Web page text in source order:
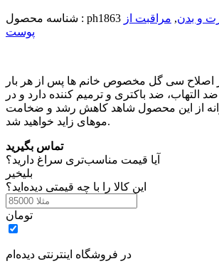
شناسه محصول : ph1863 و بدن, مراقبت از
پوست
اصلاح سی گل مخصوص خانم ها پس از هر بار
التهاب، ضد باکتری و ترمیم کننده دارد و در
از این محصول شاهد کاهش رشد و ضخامت
موهای زاید خواهید شد.
تماس بگیرید
آیا قیمت مناسب‌تری سراغ دارید؟
بلیخیر
این کالا را با چه قیمتی دیده‌اید؟
تومان
در فروشگاه اینترنتی دیده‌ام